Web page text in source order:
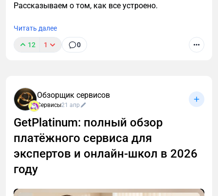
Рассказываем о том, как все устроено.
Читать далее
12 1 0
Обзорщик сервисов
Сервисы21 апр
GetPlatinum: полный обзор
платёжного сервиса для
экспертов и онлайн-школ в 2026
году